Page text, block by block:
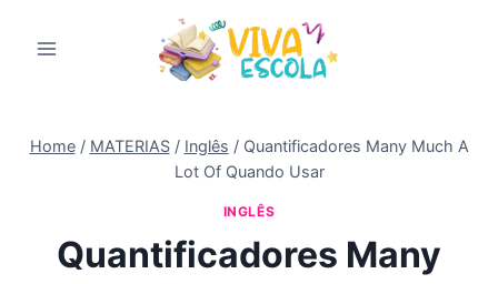
para
Home / MATERIAS / Inglês / Quantificadores Many Much A
Lot Of Quando Usar
INGLÊS
Quantificadores Many